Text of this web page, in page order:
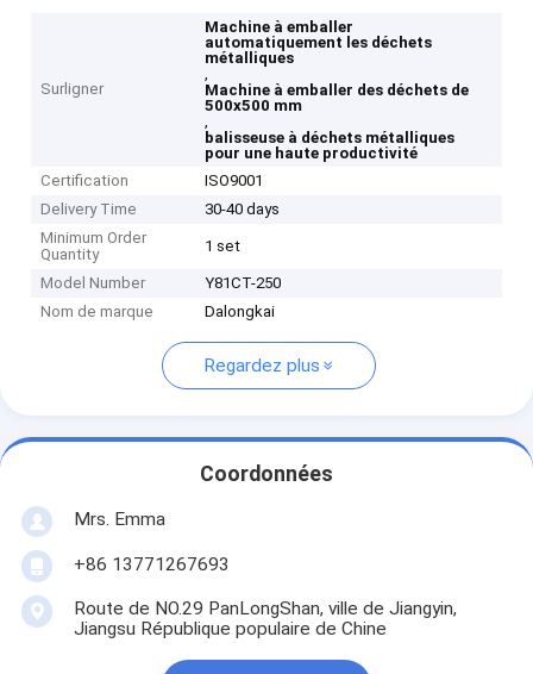
Surligner
Machine à emballer
automatiquement les déchets
métalliques
,
Machine à emballer des déchets de
500x500 mm
,
balisseuse à déchets métalliques
pour une haute productivité
Certification
ISO9001
Delivery Time
30-40 days
Minimum Order
Quantity
1 set
Model Number
Y81CT-250
Nom de marque
Dalongkai
Regardez plus
Coordonnées
Mrs. Emma
+86 13771267693
Route de NO.29 PanLongShan, ville de Jiangyin,
Jiangsu République populaire de Chine